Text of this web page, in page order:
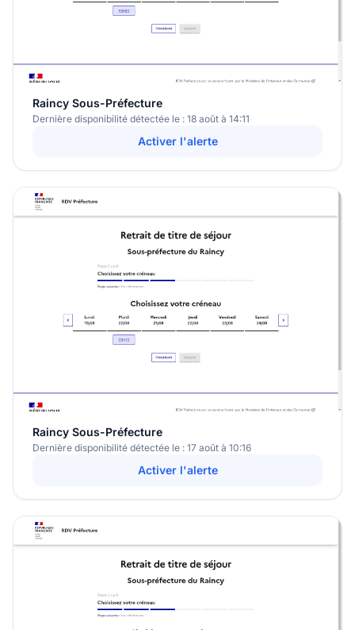
Raincy Sous-Préfecture
Dernière disponibilité détectée le : 18 août à 14:11
Activer l'alerte
Raincy Sous-Préfecture
Dernière disponibilité détectée le : 17 août à 10:16
Activer l'alerte